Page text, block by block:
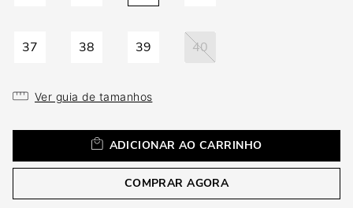
37 38 39 40
Ver guia de tamanhos
ADICIONAR AO CARRINHO
COMPRAR AGORA